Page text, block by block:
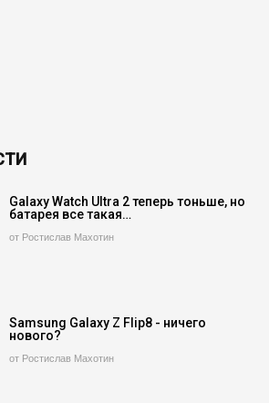
Galaxy Watch Ultra 2 теперь тоньше, но
батарея все такая…
от Ростислав Махотин
Samsung Galaxy Z Flip8 - ничего
нового?
от Ростислав Махотин